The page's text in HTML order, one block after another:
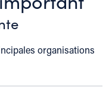
organisations